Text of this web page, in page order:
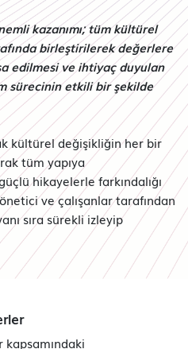
kazanımı; tüm kültürel
birleştirilerek değerlere
edilmesi ve ihtiyaç duyulan
sürecinin etkili bir şekilde
kültürel değişikliğin her bir
tüm yapıya
hikayelerle farkındalığı
ve çalışanlar tarafından
sıra sürekli izleyip